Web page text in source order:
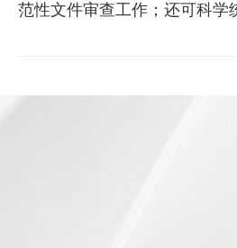
范性文件审查工作；还可科学